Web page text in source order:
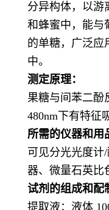
分异构体，以游
和蜂蜜中，能与
的单糖，广泛应
中。
测定原理：
果糖与间苯二酚
480nm下有特征
所需的仪器和用
可见分光光度计/
器、 微量石英比
试剂的组成和配
提取液：液体